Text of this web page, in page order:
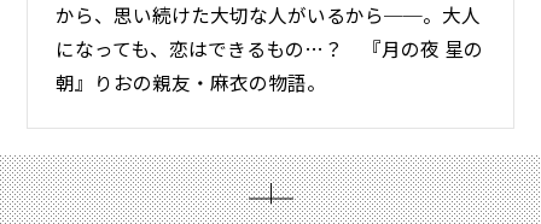
から、思い続けた大切な人がいるから──。大人
になっても、恋はできるもの…？ 『月の夜 星の
朝』りおの親友・麻衣の物語。